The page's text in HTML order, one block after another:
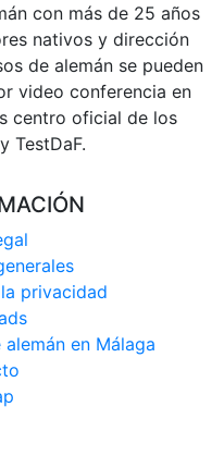
con más de 25 años
nativos y dirección
de alemán se pueden
video conferencia en
centro oficial de los
TestDaF.
privacidad
en Málaga